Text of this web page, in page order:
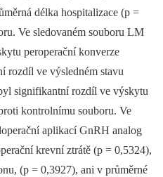
délka hospitalizace (p =
Ve sledovaném souboru LM
peroperační konverze
rozdíl ve výsledném stavu
signifikantní rozdíl ve výskytu
kontrolnímu souboru. Ve
aplikací GnRH analog
krevní ztrátě (p = 0,5324),
(p = 0,3927), ani v průměrné